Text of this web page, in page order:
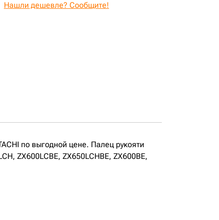
Нашли дешевле? Сообщите!
по выгодной цене. Палец рукояти
ZX600LCBE, ZX650LCHBE, ZX600BE,